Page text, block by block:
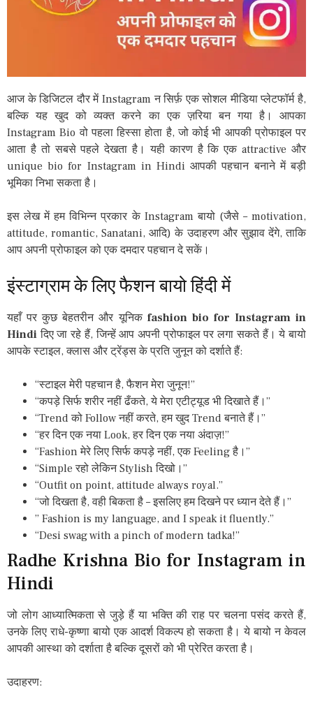
आज के डिजिटल दौर में Instagram न सिर्फ़ एक सोशल मीडिया प्लेटफॉर्म है,
बल्कि यह खुद को व्यक्त करने का एक ज़रिया बन गया है। आपका
Instagram Bio वो पहला हिस्सा होता है, जो कोई भी आपकी प्रोफाइल पर
आता है तो सबसे पहले देखता है। यही कारण है कि एक attractive और
unique bio for Instagram in Hindi आपकी पहचान बनाने में बड़ी
भूमिका निभा सकता है।
इस लेख में हम विभिन्न प्रकार के Instagram बायो (जैसे – motivation,
attitude, romantic, Sanatani, आदि) के उदाहरण और सुझाव देंगे, ताकि
आप अपनी प्रोफाइल को एक दमदार पहचान दे सकें।
इंस्टाग्राम के लिए फैशन बायो हिंदी में
यहाँ पर कुछ बेहतरीन और यूनिक fashion bio for Instagram in
Hindi दिए जा रहे हैं, जिन्हें आप अपनी प्रोफाइल पर लगा सकते हैं। ये बायो
आपके स्टाइल, क्लास और ट्रेंड्स के प्रति जुनून को दर्शाते हैं:
“स्टाइल मेरी पहचान है, फैशन मेरा जुनून!”
“कपड़े सिर्फ शरीर नहीं ढँकते, ये मेरा एटीट्यूड भी दिखाते हैं।”
“Trend को Follow नहीं करते, हम खुद Trend बनाते हैं।”
“हर दिन एक नया Look, हर दिन एक नया अंदाज़!”
“Fashion मेरे लिए सिर्फ कपड़े नहीं, एक Feeling है।”
“Simple रहो लेकिन Stylish दिखो।”
“Outfit on point, attitude always royal.”
“जो दिखता है, वही बिकता है – इसलिए हम दिखने पर ध्यान देते हैं।”
” Fashion is my language, and I speak it fluently.”
“Desi swag with a pinch of modern tadka!”
Radhe Krishna Bio for Instagram in
Hindi
जो लोग आध्यात्मिकता से जुड़े हैं या भक्ति की राह पर चलना पसंद करते हैं,
उनके लिए राधे-कृष्णा बायो एक आदर्श विकल्प हो सकता है। ये बायो न केवल
आपकी आस्था को दर्शाता है बल्कि दूसरों को भी प्रेरित करता है।
उदाहरण: